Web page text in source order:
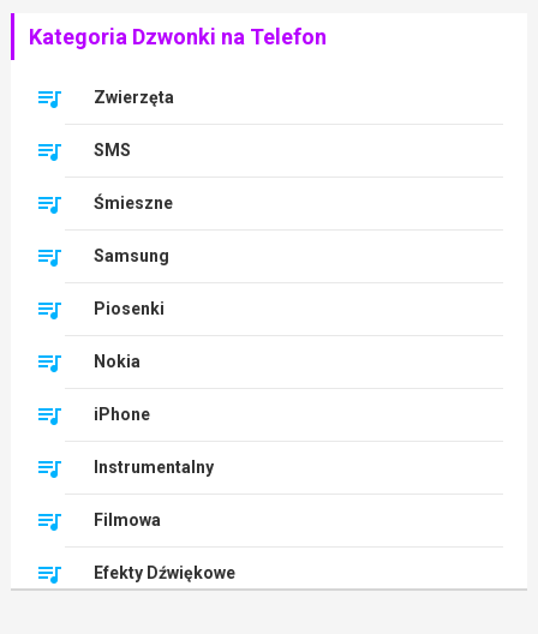
Kategoria Dzwonki na Telefon
Zwierzęta
SMS
Śmieszne
Samsung
Piosenki
Nokia
iPhone
Instrumentalny
Filmowa
Efekty Dźwiękowe